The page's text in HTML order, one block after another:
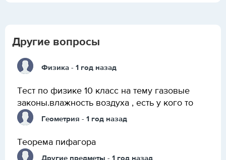
Другие вопросы
Физика - 1 год назад
Тест по физике 10 класс на тему газовые
законы.влажность воздуха , есть у кого то
Геометрия - 1 год назад
Теорема пифагора
Другие предметы - 1 год назад